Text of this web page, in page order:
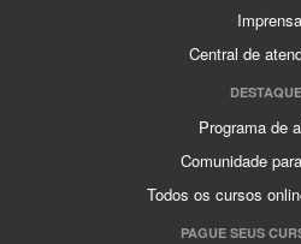
Imprensa
Central de
Programa de
Comunidade
Todos os cursos
PAGUE SEUS